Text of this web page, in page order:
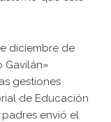
diciembre de
Gavilán»
gestiones
de Educación
envió el